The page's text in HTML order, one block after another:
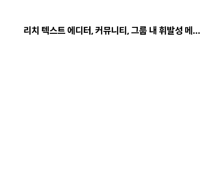
리치 텍스트 에디터, 커뮤니티, 그룹 내 휘발성 메…